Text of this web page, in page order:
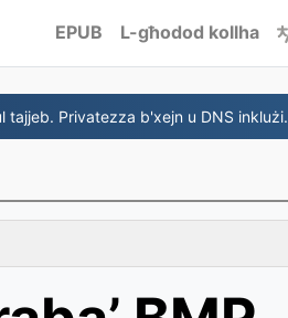
EPUB L-għodod kollha
Privatezza b'xejn u DNS inklużi.